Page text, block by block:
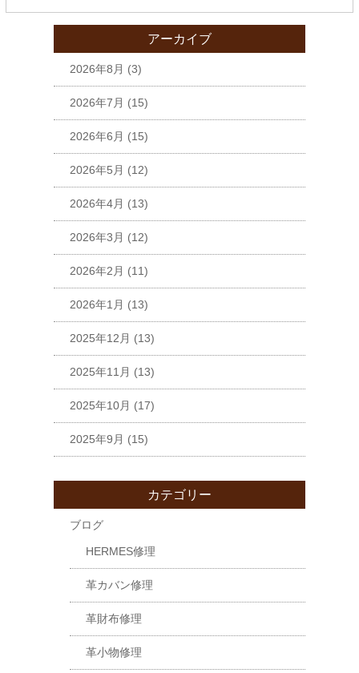
アーカイブ
2026年8月 (3)
2026年7月 (15)
2026年6月 (15)
2026年5月 (12)
2026年4月 (13)
2026年3月 (12)
2026年2月 (11)
2026年1月 (13)
2025年12月 (13)
2025年11月 (13)
2025年10月 (17)
2025年9月 (15)
カテゴリー
ブログ
HERMES修理
革カバン修理
革財布修理
革小物修理